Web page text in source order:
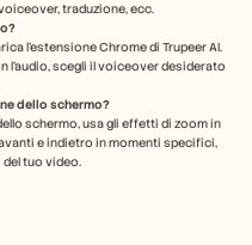
traduzione, ecc.
l'estensione Chrome di Trupeer AI.
l'audio, scegli il voiceover desiderato
dello schermo?
schermo, usa gli effetti di zoom in
e indietro in momenti specifici,
tuo video.